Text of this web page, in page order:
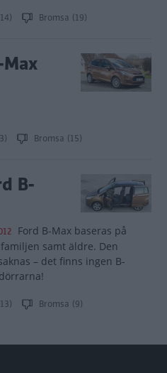
Bromsa (19)
Bromsa (15)
B-
Ford B-Max baseras på
samt äldre. Den
– det finns ingen B-
Bromsa (9)